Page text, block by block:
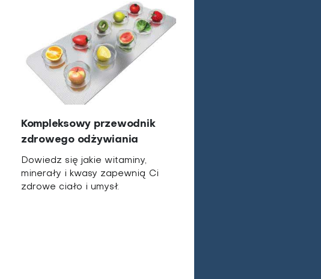
Kompleksowy przewodnik
zdrowego odżywiania
Dowiedz się jakie witaminy,
minerały i kwasy zapewnią Ci
zdrowe ciało i umysł.